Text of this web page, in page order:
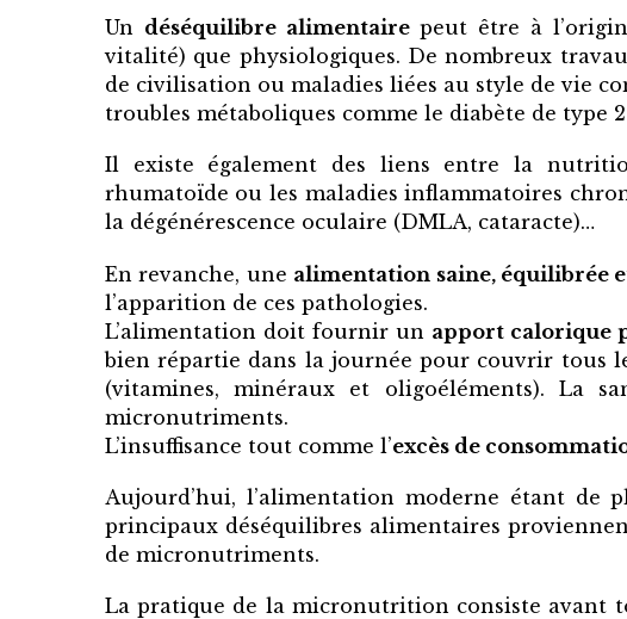
Un déséquilibre alimentairepeut être à
vitalité) que physiologiques. De nombreux
de civilisation ou maladies liées au style de vie
troubles métaboliques comme le diabète de type
Il existe également des liens entre la
rhumatoïde ou les maladies inflammatoires
la dégénérescence oculaire (DMLA, cataracte)…
En revanche, une alimentation saine, équilibrée
l’apparition de ces pathologies.
L’alimentation doit fournir un apport calorique
bien répartie dans la journée pour couvrir tous
(vitamines, minéraux et oligoéléments). La
micronutriments.
L’insuffisance tout comme l’excès de
Aujourd’hui, l’alimentation moderne étant de
principaux déséquilibres alimentaires
de micronutriments.
La pratique de la micronutrition consiste avant